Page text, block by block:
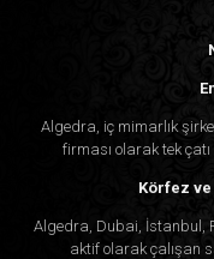
Algedra, iç mimarlık
firması olarak tek
Körfez
Algedra, Dubai, İstanbul,
aktif olarak çalışan